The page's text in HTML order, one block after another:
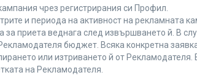
чрез регистрирания си Профил.
и периода на активност на рекламната
приета веднага след извършването й. В
бюджет. Всяка конкретна
или изтриването й от
на Рекламодателя.